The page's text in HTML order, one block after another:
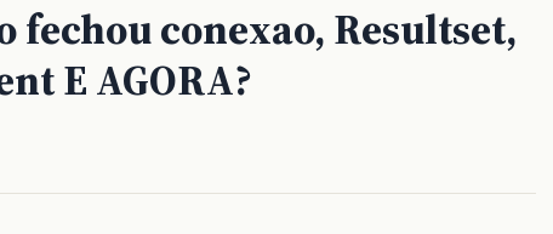
fechou conexao, Resultset,
E AGORA?